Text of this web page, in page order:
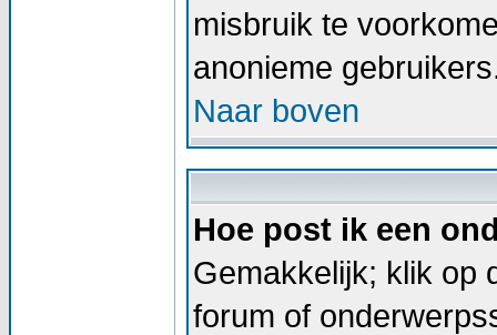
misbruik te
anonieme
Naar boven
Hoe post ik een
Gemakkelijk; klik op
forum of